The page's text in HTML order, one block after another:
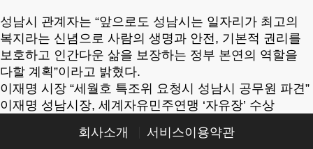
성남시 관계자는 “앞으로도 성남시는 일자리가 최고의
복지라는 신념으로 사람의 생명과 안전, 기본적 권리를
보호하고 인간다운 삶을 보장하는 정부 본연의 역할을
다할 계획”이라고 밝혔다.
이재명 시장 “세월호 특조위 요청시 성남시 공무원 파견”
이재명 성남시장, 세계자유민주연맹 ‘자유장’ 수상
회사소개
서비스이용약관